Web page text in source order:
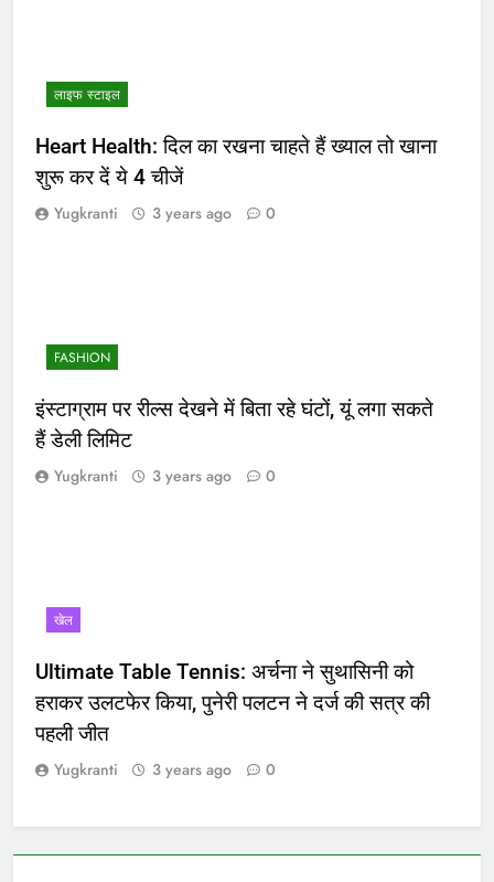
लाइफ स्टाइल
Heart Health: दिल का रखना चाहते हैं ख्याल तो खाना
शुरू कर दें ये 4 चीजें
Yugkranti 3 years ago 0
FASHION
इंस्टाग्राम पर रील्स देखने में बिता रहे घंटों, यूं लगा सकते
हैं डेली लिमिट
Yugkranti 3 years ago 0
खेल
Ultimate Table Tennis: अर्चना ने सुथासिनी को
हराकर उलटफेर किया, पुनेरी पलटन ने दर्ज की सत्र की
पहली जीत
Yugkranti 3 years ago 0